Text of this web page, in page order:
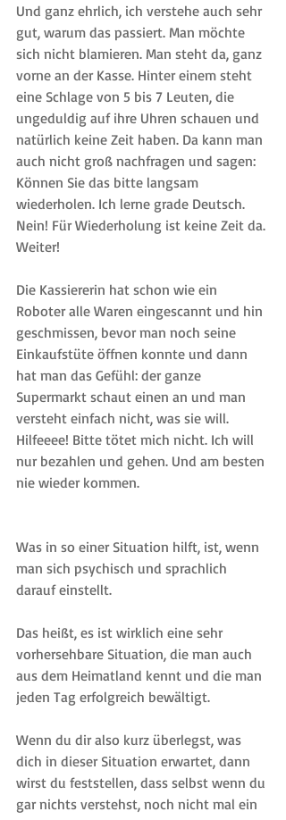
Und ganz ehrlich, ich verstehe auch sehr
gut, warum das passiert. Man möchte
sich nicht blamieren. Man steht da, ganz
vorne an der Kasse. Hinter einem steht
eine Schlage von 5 bis 7 Leuten, die
ungeduldig auf ihre Uhren schauen und
natürlich keine Zeit haben. Da kann man
auch nicht groß nachfragen und sagen:
Können Sie das bitte langsam
wiederholen. Ich lerne grade Deutsch.
Nein! Für Wiederholung ist keine Zeit da.
Weiter!
Die Kassiererin hat schon wie ein
Roboter alle Waren eingescannt und hin
geschmissen, bevor man noch seine
Einkaufstüte öffnen konnte und dann
hat man das Gefühl: der ganze
Supermarkt schaut einen an und man
versteht einfach nicht, was sie will.
Hilfeeee! Bitte tötet mich nicht. Ich will
nur bezahlen und gehen. Und am besten
nie wieder kommen.
Was in so einer Situation hilft, ist, wenn
man sich psychisch und sprachlich
darauf einstellt.
Das heißt, es ist wirklich eine sehr
vorhersehbare Situation, die man auch
aus dem Heimatland kennt und die man
jeden Tag erfolgreich bewältigt.
Wenn du dir also kurz überlegst, was
dich in dieser Situation erwartet, dann
wirst du feststellen, dass selbst wenn du
gar nichts verstehst, noch nicht mal ein